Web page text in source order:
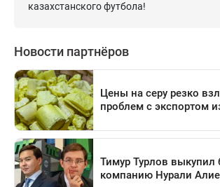
казахстанского футбола!